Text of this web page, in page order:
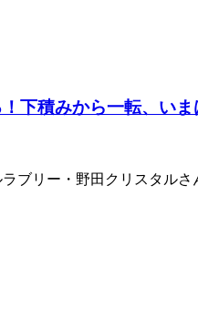
下積みから一転、いま
ブリー・野田クリスタル